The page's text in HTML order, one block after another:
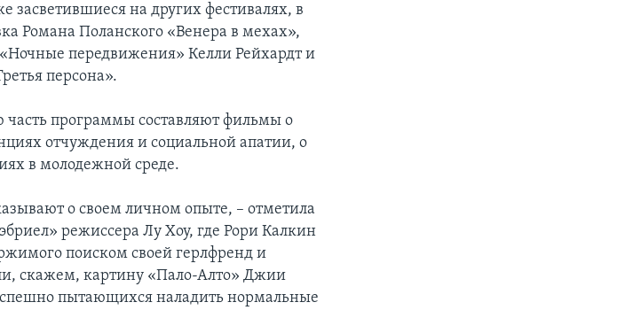
засветившиеся на других фестивалях, в
Романа Поланского «Венера в мехах»,
передвижения» Келли Рейхардт и
персона».
программы составляют фильмы о
отчуждения и социальной апатии, о
в молодежной среде.
о своем личном опыте, – отметила
режиссера Лу Хоу, где Рори Калкин
поиском своей герлфренд и
скажем, картину «Пало-Алто» Джии
пытающихся наладить нормальные